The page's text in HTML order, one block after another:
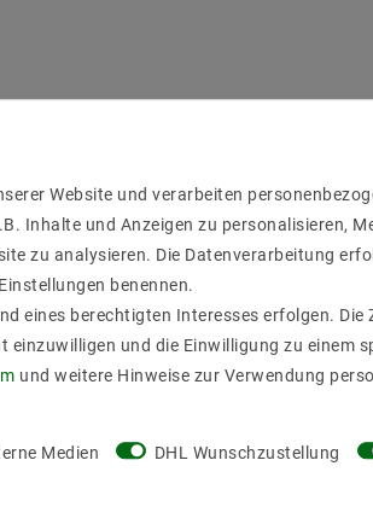
Website und verarbeiten
Inhalte und Anzeigen zu personalisieren,
zu analysieren. Die Datenverarbeitung
benennen.
eines berechtigten Interesses erfolgen. Die
und die Einwilligung zu einem
und weitere Hinweise zur Verwendung
Medien DHL Wunschzustellung